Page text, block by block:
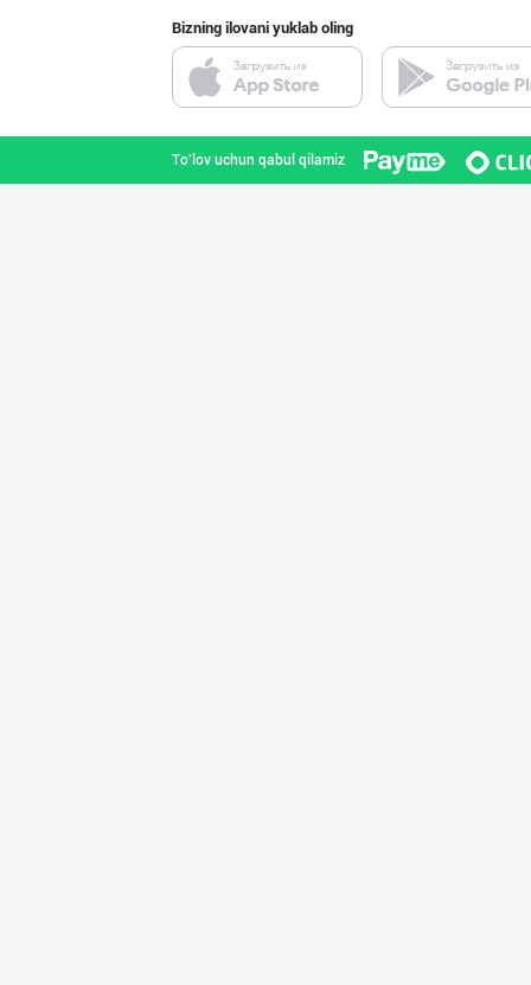
Bizning ilovani yuklab oling
To'lov uchun qabul qilamiz